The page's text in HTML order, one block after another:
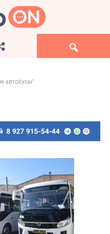
автобусы"